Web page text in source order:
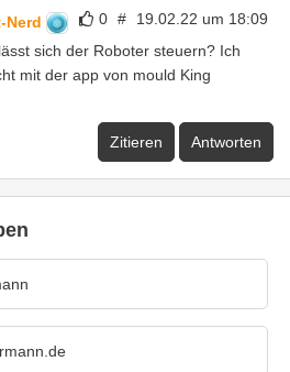
0 # 19.02.22 um 18:09
Nerd
sich der Roboter steuern? Ich
mit der app von mould King
Zitieren Antworten